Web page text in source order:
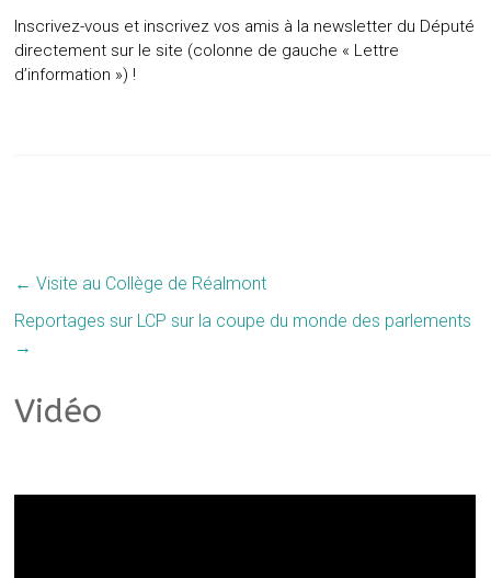
Inscrivez-vous et inscrivez vos amis à la newsletter du Député
directement sur le site (colonne de gauche « Lettre
d’information ») !
← Visite au Collège de Réalmont
Reportages sur LCP sur la coupe du monde des parlements
→
Vidéo